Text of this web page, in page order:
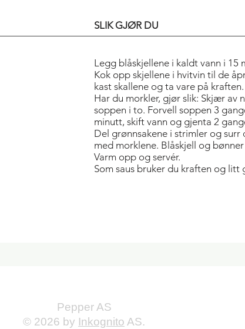
SLIK GJØR DU
Legg blåskjellene i kaldt vann i 15
Kok opp skjellene i hvitvin til de
kast skallene og ta vare på kraften.
Har du morkler, gjør slik: Skjær av
soppen i to. Forvell soppen 3
minutt, skift vann og gjenta 2
Del grønnsakene i strimler og surr
med morklene. Blåskjell og
Varm opp og servér.
Som saus bruker du kraften og litt
Pepper AS
© 2026 by Inkognito AS.